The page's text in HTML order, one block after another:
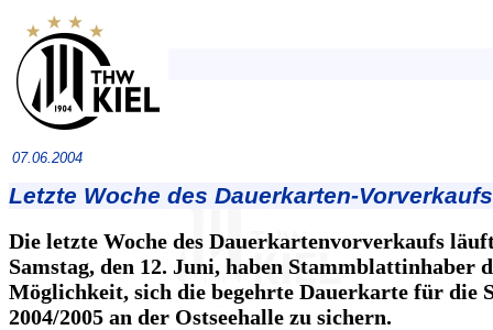
07.06.2004
Letzte Woche des Dauerkarten-
Die letzte Woche des Dauerkartenvorverkaufs
Samstag, den 12. Juni, haben Stammblattinhaber
Möglichkeit, sich die begehrte Dauerkarte für die
2004/2005 an der Ostseehalle zu sichern.